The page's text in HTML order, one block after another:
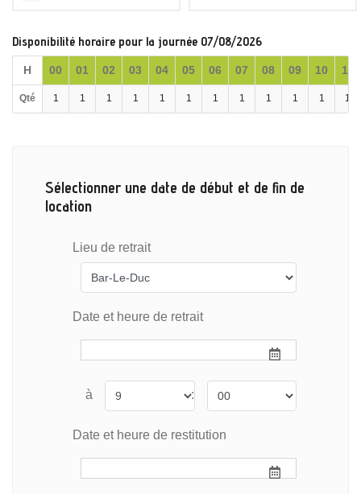
Disponibilité horaire pour la journée 07/08/2026
H 00 01 02 03 04 05 06 07 08 09 10 11
Qté 1 1 1 1 1 1 1 1 1 1 1 1
Sélectionner une date de début et de fin de
location
Lieu de retrait
Date et heure de retrait
à :
Date et heure de restitution